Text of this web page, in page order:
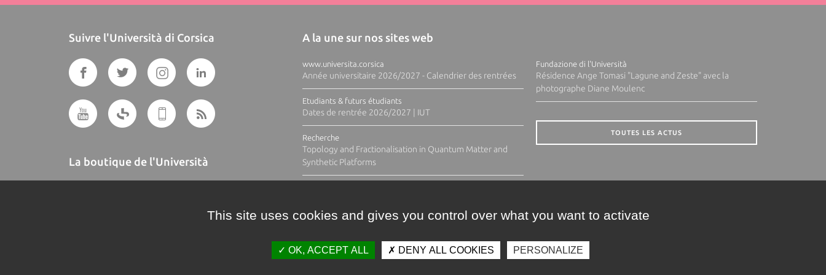
Suivre l'Università di Corsica
La boutique de l'Università
A la une sur nos sites web
www.universita.corsica
Année universitaire 2026/2027 - Calendrier des rentrées
Etudiants & futurs étudiants
Dates de rentrée 2026/2027 | IUT
Recherche
Topology and Fractionalisation in Quantum Matter and
Synthetic Platforms
Fundazione di l'Università
Résidence Ange Tomasi "Lagune and Zeste" avec la
photographe Diane Moulenc
TOUTES LES ACTUS
This site uses cookies and gives you control over what you want to activate
OK, ACCEPT ALL DENY ALL COOKIES PERSONALIZE